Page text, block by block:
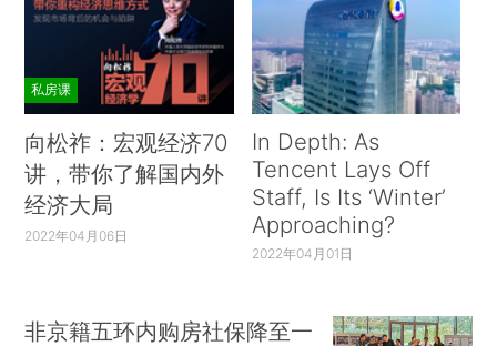
私房课
向松祚：宏观经济70
讲，带你了解国内外
经济大局
2022年04月06日
In Depth: As
Tencent Lays Off
Staff, Is Its ‘Winter’
Approaching?
2022年04月01日
非京籍五环内购房社保降至一